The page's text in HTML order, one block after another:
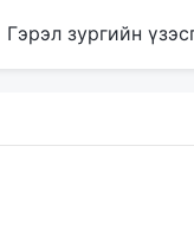
Гэрэл зургийн